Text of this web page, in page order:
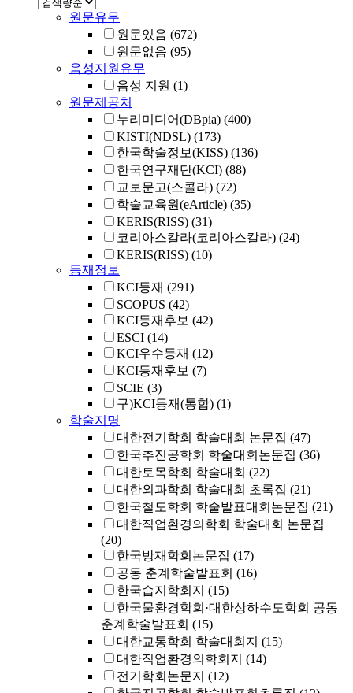
원문유무
원문있음 (672)
원문없음 (95)
음성지원유무
음성 지원 (1)
원문제공처
누리미디어(DBpia) (400)
KISTI(NDSL) (173)
한국학술정보(KISS) (136)
한국연구재단(KCI) (88)
교보문고(스콜라) (72)
학술교육원(eArticle) (35)
KERIS(RISS) (31)
코리아스칼라(코리아스칼라) (24)
KERIS(RISS) (10)
등재정보
KCI등재 (291)
SCOPUS (42)
KCI등재후보 (42)
ESCI (14)
KCI우수등재 (12)
KCI등재후보 (7)
SCIE (3)
구)KCI등재(통합) (1)
학술지명
대한전기학회 학술대회 논문집 (47)
한국추진공학회 학술대회논문집 (36)
대한토목학회 학술대회 (22)
대한외과학회 학술대회 초록집 (21)
한국철도학회 학술발표대회논문집 (21)
대한직업환경의학회 학술대회 논문집
(20)
한국방재학회논문집 (17)
공동 춘계학술발표회 (16)
한국습지학회지 (15)
한국물환경학회·대한상하수도학회 공동
춘계학술발표회 (15)
대한교통학회 학술대회지 (15)
대한직업환경의학회지 (14)
전기학회논문지 (12)